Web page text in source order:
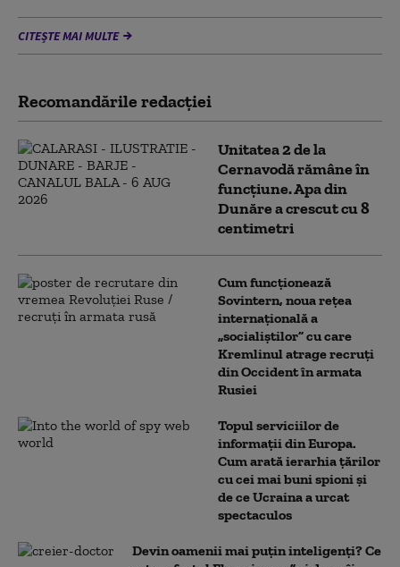
CITEȘTE MAI MULTE
Recomandările redacţiei
Unitatea 2 de la
Cernavodă rămâne în
funcțiune. Apa din
Dunăre a crescut cu 8
centimetri
Cum funcționează
Sovintern, noua rețea
internațională a
„socialiștilor” cu care
Kremlinul atrage recruți
din Occident în armata
Rusiei
Topul serviciilor de
informații din Europa.
Cum arată ierarhia țărilor
cu cei mai buni spioni și
de ce Ucraina a urcat
spectaculos
Devin oamenii mai puțin inteligenți? Ce